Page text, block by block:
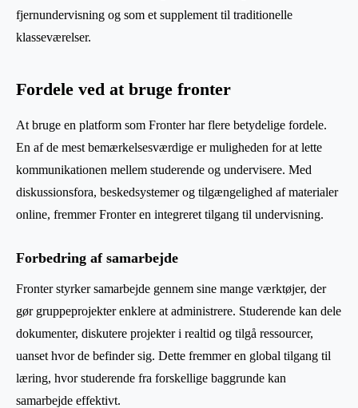
fjernundervisning og som et supplement til traditionelle
klasseværelser.
Fordele ved at bruge fronter
At bruge en platform som Fronter har flere betydelige fordele.
En af de mest bemærkelsesværdige er muligheden for at lette
kommunikationen mellem studerende og undervisere. Med
diskussionsfora, beskedsystemer og tilgængelighed af materialer
online, fremmer Fronter en integreret tilgang til undervisning.
Forbedring af samarbejde
Fronter styrker samarbejde gennem sine mange værktøjer, der
gør gruppeprojekter enklere at administrere. Studerende kan dele
dokumenter, diskutere projekter i realtid og tilgå ressourcer,
uanset hvor de befinder sig. Dette fremmer en global tilgang til
læring, hvor studerende fra forskellige baggrunde kan
samarbejde effektivt.